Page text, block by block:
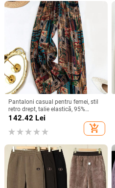
Pantaloni casual pentru femei, stil
retro drept, talie elastică, 95%
poliester, vară 2025
142.42 Lei
add_shopping_cart